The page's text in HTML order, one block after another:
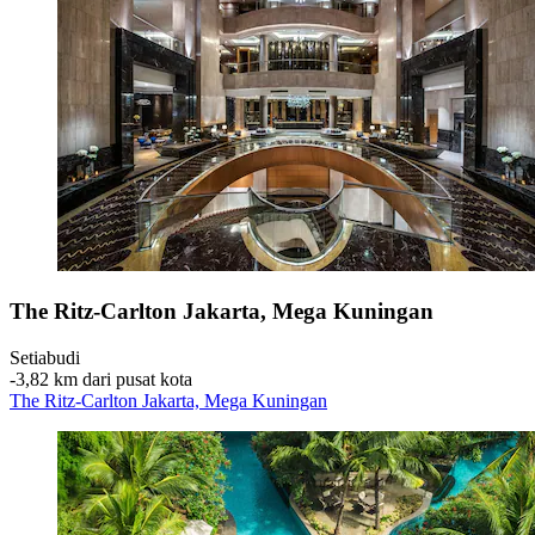
The Ritz-Carlton Jakarta, Mega Kuningan
Setiabudi
‐3,82 km dari pusat kota
The Ritz-Carlton Jakarta, Mega Kuningan